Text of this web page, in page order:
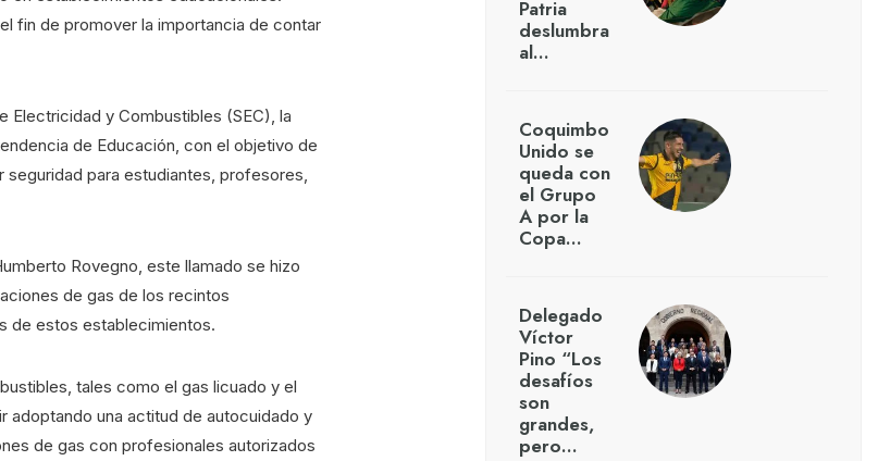
fin de promover la importancia de contar
Electricidad y Combustibles (SEC), la
de Educación, con el objetivo de
para estudiantes, profesores,
Rovegno, este llamado se hizo
de gas de los recintos
de estos establecimientos.
tales como el gas licuado y el
adoptando una actitud de autocuidado y
de gas con profesionales autorizados
Patria
deslumbra
al…
Coquimbo
Unido se
queda con
el Grupo
A por la
Copa…
Delegado
Víctor
Pino “Los
desafíos
son
grandes,
pero…